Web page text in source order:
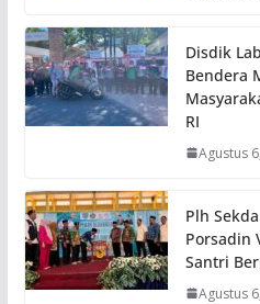
Disdik
Bendera
RI
Agustus
Plh
Porsadin
Santri
Agustus